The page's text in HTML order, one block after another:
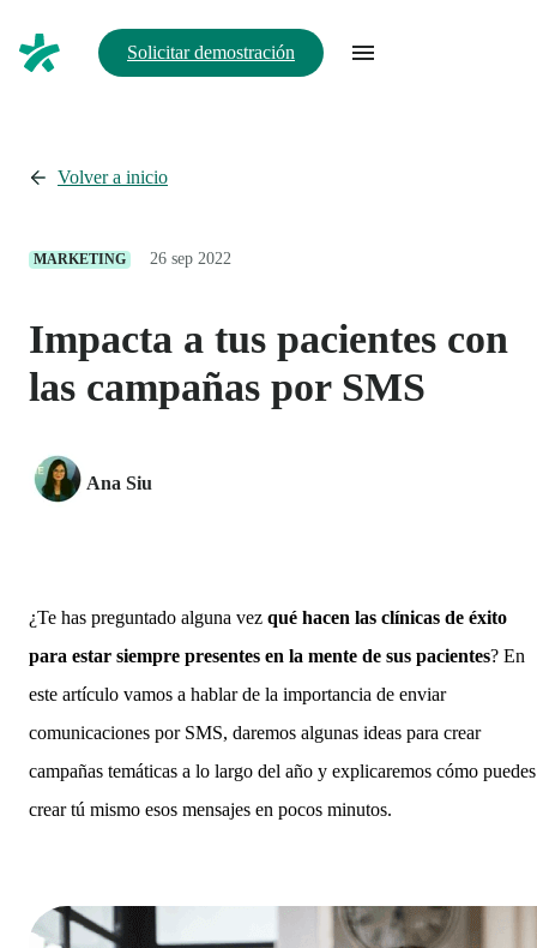
Solicitar demostración
Volver a inicio
MARKETING 26 sep 2022
Impacta a tus pacientes con
las campañas por SMS
Ana Siu
¿Te has preguntado alguna vez qué hacen las clínicas de éxito
para estar siempre presentes en la mente de sus pacientes? En
este artículo vamos a hablar de la importancia de enviar
comunicaciones por SMS, daremos algunas ideas para crear
campañas temáticas a lo largo del año y explicaremos cómo puedes
crear tú mismo esos mensajes en pocos minutos.